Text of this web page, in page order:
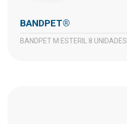
BANDPET®
BANDPET M ESTERIL 8 UNIDADES